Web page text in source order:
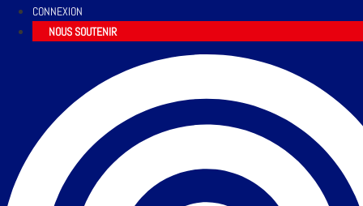
CONNEXION
NOUS SOUTENIR